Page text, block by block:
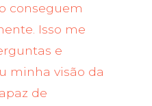
conseguem
Isso me
e
minha visão da
de